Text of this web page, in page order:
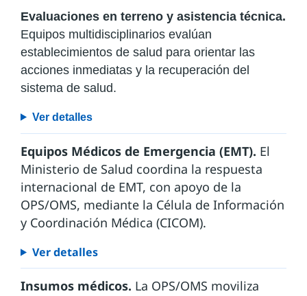
Evaluaciones en terreno y asistencia técnica.
Equipos multidisciplinarios evalúan
establecimientos de salud para orientar las
acciones inmediatas y la recuperación del
sistema de salud.
Ver detalles
Equipos Médicos de Emergencia (EMT). El
Ministerio de Salud coordina la respuesta
internacional de EMT, con apoyo de la
OPS/OMS, mediante la Célula de Información
y Coordinación Médica (CICOM).
Ver detalles
Insumos médicos. La OPS/OMS moviliza